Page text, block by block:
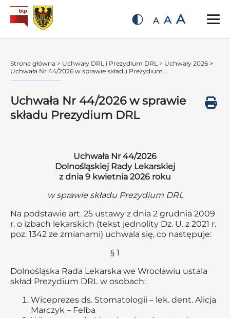
A A A
Strona główna > Uchwały DRL i Prezydium DRL > Uchwały 2026 >
Uchwała Nr 44/2026 w sprawie składu Prezydium...
Uchwała Nr 44/2026 w sprawie
składu Prezydium DRL
Uchwała Nr 44/2026
Dolnośląskiej Rady Lekarskiej
z dnia 9 kwietnia 2026 roku
w sprawie składu Prezydium DRL
Na podstawie art. 25 ustawy z dnia 2 grudnia 2009
r. o izbach lekarskich (tekst jednolity Dz. U. z 2021 r.
poz. 1342 ze zmianami) uchwala się, co następuje:
§ 1
Dolnośląska Rada Lekarska we Wrocławiu ustala
skład Prezydium DRL w osobach:
Wiceprezes ds. Stomatologii – lek. dent. Alicja
Marczyk – Felba